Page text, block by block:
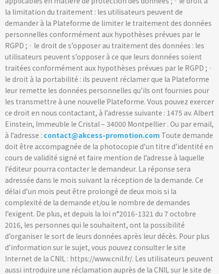
la limitation du traitement : les utilisateurs peuvent de
demander à la Plateforme de limiter le traitement des données
personnelles conformément aux hypothèses prévues par le
RGPD ; · le droit de s’opposer au traitement des données : les
utilisateurs peuvent s’opposer à ce que leurs données soient
traitées conformément aux hypothèses prévues par le RGPD ; ·
le droit à la portabilité : ils peuvent réclamer que la Plateforme
leur remette les données personnelles qu’ils ont fournies pour
les transmettre à une nouvelle Plateforme. Vous pouvez exercer
ce droit en nous contactant, à l’adresse suivante : 1475 av. Albert
Einstein, Immeuble le Cristal – 34000 Montpellier . Ou par email,
à l’adresse : contact@akcess-promotion.com Toute demande
doit être accompagnée de la photocopie d’un titre d’identité en
cours de validité signé et faire mention de l’adresse à laquelle
l’éditeur pourra contacter le demandeur. La réponse sera
adressée dans le mois suivant la réception de la demande. Ce
délai d’un mois peut être prolongé de deux mois si la
complexité de la demande et/ou le nombre de demandes
l’exigent. De plus, et depuis la loi n°2016-1321 du 7 octobre
2016, les personnes qui le souhaitent, ont la possibilité
d’organiser le sort de leurs données après leur décès. Pour plus
d’information sur le sujet, vous pouvez consulter le site
Internet de la CNIL : https://www.cnil.fr/. Les utilisateurs peuvent
aussi introduire une réclamation auprès de la CNIL sur le site de